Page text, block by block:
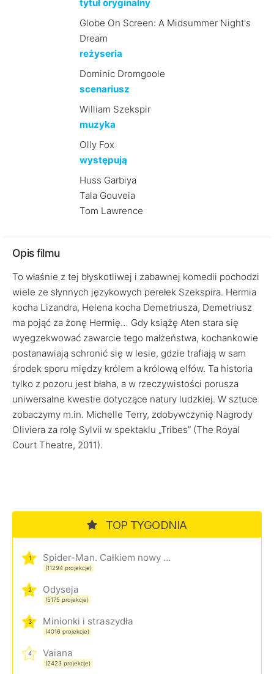
tytuł oryginalny
Globe On Screen: A Midsummer Night's
Dream
reżyseria
Dominic Dromgoole
scenariusz
William Szekspir
muzyka
Olly Fox
występują
Huss Garbiya
Tala Gouveia
Tom Lawrence
Opis filmu
To właśnie z tej błyskotliwej i zabawnej komedii pochodzi
wiele ze słynnych językowych perełek Szekspira. Hermia
kocha Lizandra, Helena kocha Demetriusza, Demetriusz
ma pojąć za żonę Hermię… Gdy książę Aten stara się
wyegzekwować zawarcie tego małżeństwa, kochankowie
postanawiają schronić się w lesie, gdzie trafiają w sam
środek sporu między królem a królową elfów. Ta historia
tylko z pozoru jest błaha, a w rzeczywistości porusza
uniwersalne kwestie dotyczące natury ludzkiej. W sztuce
zobaczymy m.in. Michelle Terry, zdobywczynię Nagrody
Oliviera za rolę Sylvii w spektaklu „Tribes” (The Royal
Court Theatre, 2011).
TOP TYGODNIA
1 Spider-Man. Całkiem nowy dzień
(11294 projekcje)
2 Odyseja
(5175 projekcje)
3 Minionki i straszydła
(4016 projekcje)
4 Vaiana
(2423 projekcje)